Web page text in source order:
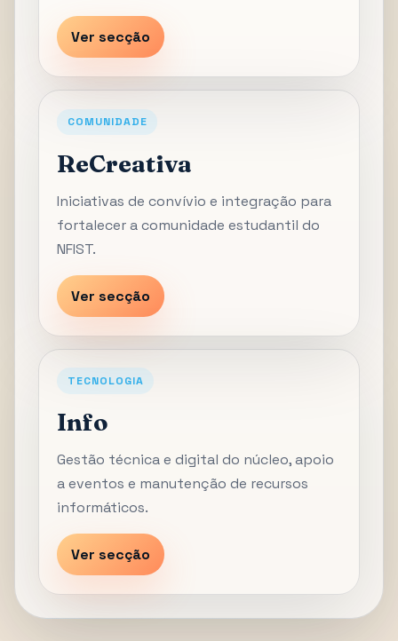
Ver secção
COMUNIDADE
ReCreativa
Iniciativas de convívio e integração para
fortalecer a comunidade estudantil do
NFIST.
Ver secção
TECNOLOGIA
Info
Gestão técnica e digital do núcleo, apoio
a eventos e manutenção de recursos
informáticos.
Ver secção